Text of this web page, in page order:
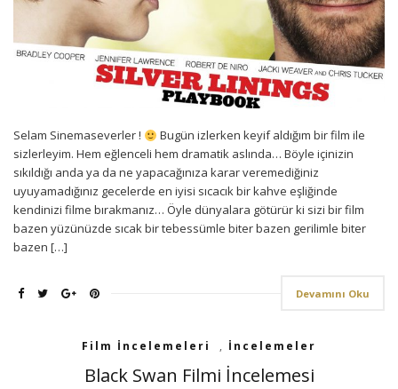
Selam Sinemaseverler !
Bugün izlerken keyif aldığım bir film ile
sizlerleyim. Hem eğlenceli hem dramatik aslında… Böyle içinizin
sıkıldığı anda ya da ne yapacağınıza karar veremediğiniz
uyuyamadığınız gecelerde en iyisi sıcacık bir kahve eşliğinde
kendinizi filme bırakmanız… Öyle dünyalara götürür ki sizi bir film
bazen yüzünüzde sıcak bir tebessümle biter bazen gerilimle biter
bazen […]
Devamını Oku
Film İncelemeleri , İncelemeler
Black Swan Filmi İncelemesi